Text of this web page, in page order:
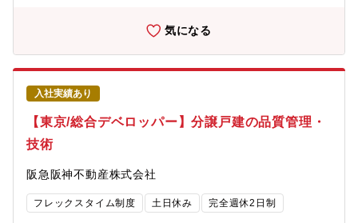
グループもあり・柔軟に異動しながら様々な業務を経験可能。総
務部の他のグループに異動実績もあり【総務部管財グループのミ
ッション】主に建物設備の保守管理、新築時の設計施工の管理推
進、レイアウト変更等を担当。国内中心の支店、本部ビル、デー
タセンター、研修所、寮・社宅等、約500物件を所管するグループ
です。各メンバーが担当の物件を持ちつつ、専門領域を相互補完
しながら運営しています。担当物件については、ご自身の専門性
を活かしつつ、専門外のマターに関する一次対応業務もあり、幅
広い知見が身に付きます。
気になる
入社実績あり
【東京/総合デベロッパー】分譲戸建の品質管理・
技術
阪急阪神不動産株式会社
フレックスタイム制度 土日休み 完全週休2日制